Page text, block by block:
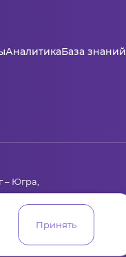
АналитикаБаза знаний
– Югра,
Принять